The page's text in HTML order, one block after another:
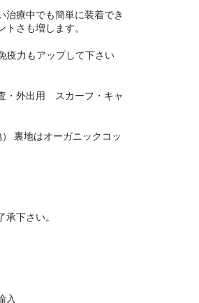
治療中でも簡単に装着でき
さも増します。
疫力もアップして下さい
外出用 スカーフ・キャ
裏地はオーガニックコッ
下さい。
入